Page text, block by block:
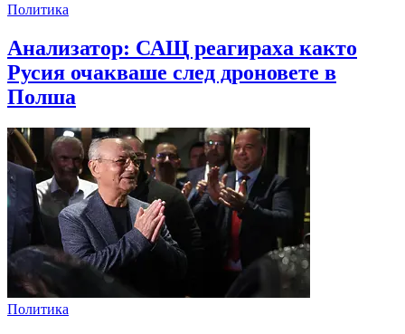
Политика
Анализатор: САЩ реагираха както
Русия очакваше след дроновете в
Полша
Политика